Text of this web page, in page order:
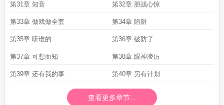
第31章 知音 第32章 胆战心惊
第33章 做戏做全套 第34章 陷阱
第35章 听谁的 第36章 破防了
第37章 可想而知 第38章 眼神凌厉
第39章 还有我的事 第40章 另有计划
查看更多章节...